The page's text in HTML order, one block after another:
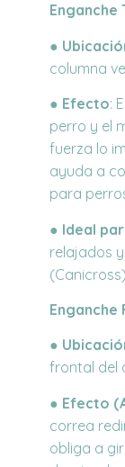
Enganche
●
columna
● Efecto:
perro y el
fuerza lo
ayuda a
para
● Ideal
relajados
●
frontal del
● Efecto
correa
obliga a